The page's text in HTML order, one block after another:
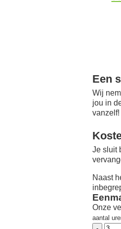
Een
Wij
jou in
vanzelf!
Je sluit
Naast
Onze
aantal